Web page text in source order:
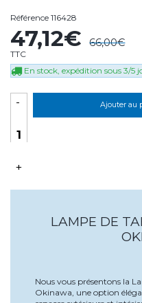
Référence 116428
47,12€ 66,00€
TTC
En stock, expédition sous 3/5
-
+
Ajouter au
LAMPE DE
Nous vous présentons la
Okinawa, une option